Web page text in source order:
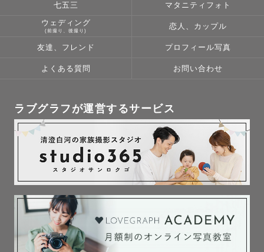
七五三 マタニティフォト
ウェディング
(前撮り、後撮り)
恋人、カップル
友達、フレンド プロフィール写真
よくある質問 お問い合わせ
ラブグラフが運営するサービス